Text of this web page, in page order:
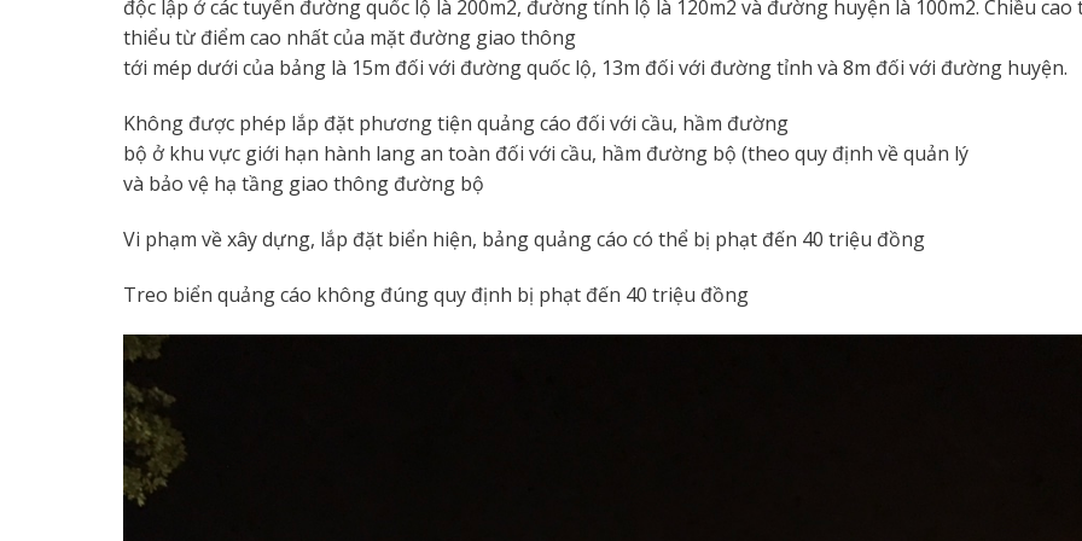
độc lập ở các tuyến đường quốc lộ là 200m2, đường tỉnh lộ là 120m2 và đường huyện là 100m2. Chiều cao
thiểu từ điểm cao nhất của mặt đường giao thông
tới mép dưới của bảng là 15m đối với đường quốc lộ, 13m đối với đường tỉnh và 8m đối với đường huyện.
Không được phép lắp đặt phương tiện quảng cáo đối với cầu, hầm đường
bộ ở khu vực giới hạn hành lang an toàn đối với cầu, hầm đường bộ (theo quy định về quản lý
và bảo vệ hạ tầng giao thông đường bộ
Vi phạm về xây dựng, lắp đặt biển hiện, bảng quảng cáo có thể bị phạt đến 40 triệu đồng
Treo biển quảng cáo không đúng quy định bị phạt đến 40 triệu đồng